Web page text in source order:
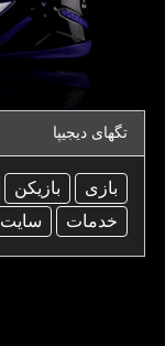
تگهای دیجیپا
بازی بازیكن
خدمات
سایت